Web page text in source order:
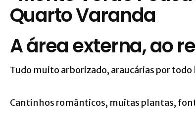
A área externa, ao
Tudo muito arborizado, araucárias por
Cantinhos românticos, muitas plantas,